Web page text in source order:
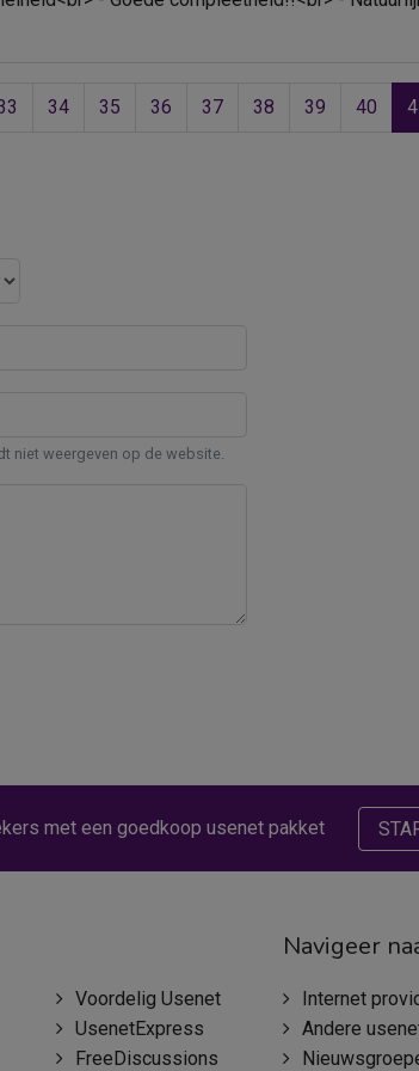
34 35 36 37 38 39 40
niet weergeven op de website.
met een goedkoop usenet pakket
Voordelig Usenet
UsenetExpress
FreeDiscussions
Navigeer
Internet providers met
Andere usenet